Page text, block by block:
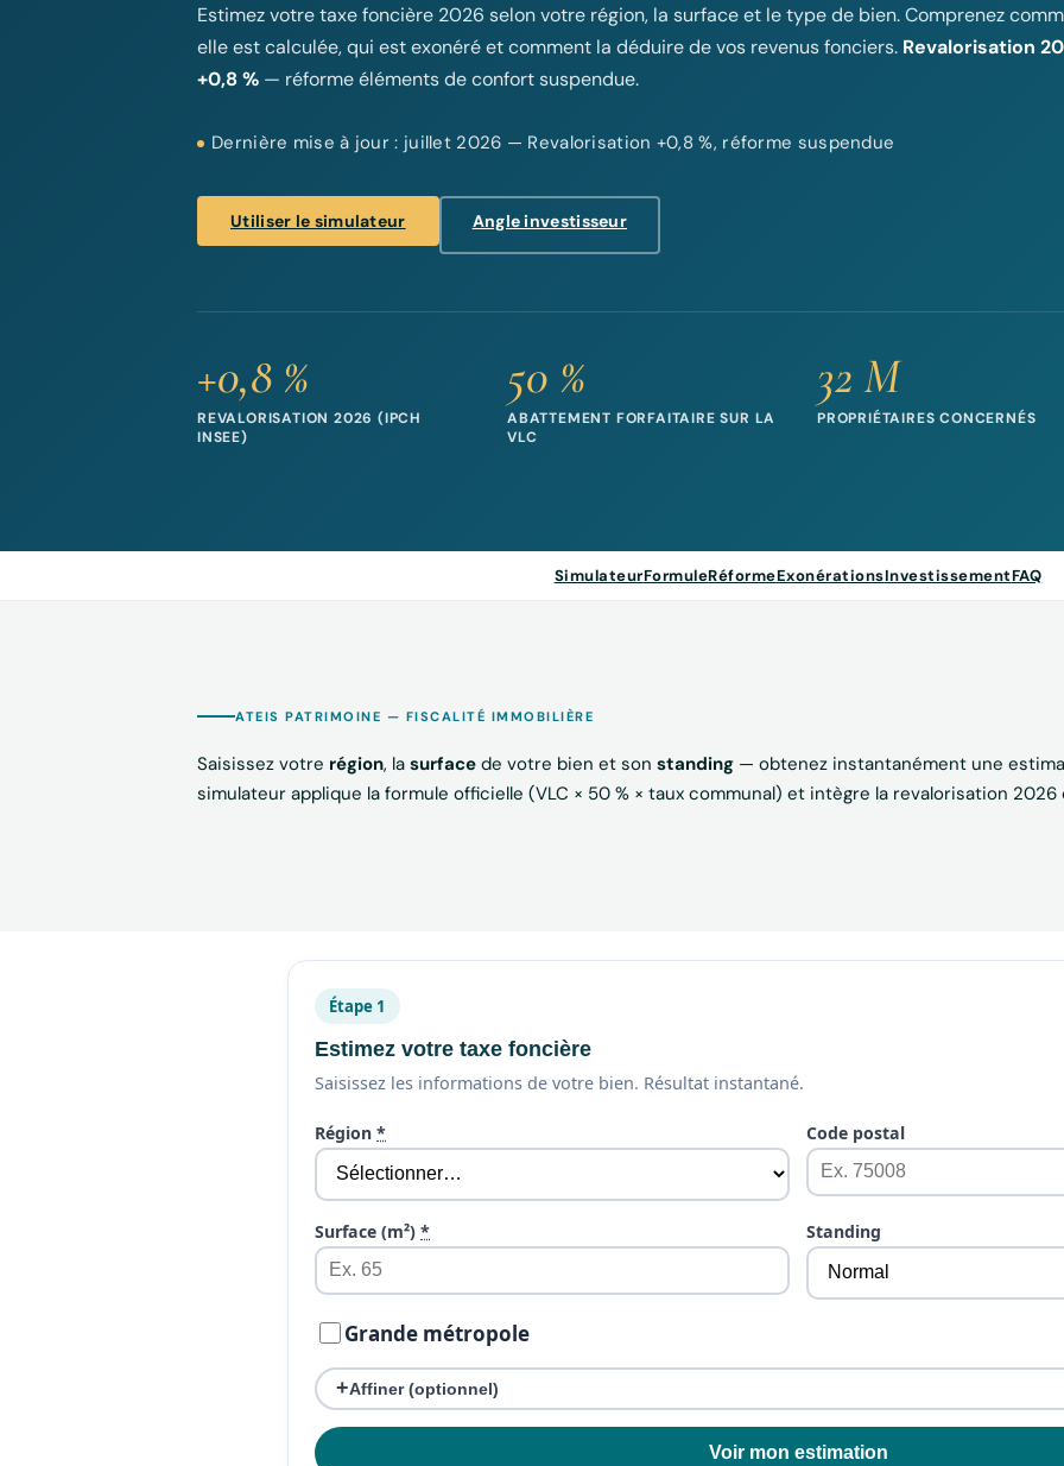
Estimez votre taxe foncière 2026 selon votre région, la surface et le type de bien. Comprenez
elle est calculée, qui est exonéré et comment la déduire de vos revenus fonciers. Revalorisation
+0,8 % — réforme éléments de confort suspendue.
Dernière mise à jour : juillet 2026 — Revalorisation +0,8 %, réforme suspendue
Utiliser le simulateur Angle investisseur
+0,8 %
REVALORISATION 2026 (IPCH
INSEE)
50 %
ABATTEMENT FORFAITAIRE SUR LA
VLC
32 M
PROPRIÉTAIRES CONCERNÉS
SimulateurFormuleRéformeExonérationsInvestissementFAQ
ATEIS PATRIMOINE — FISCALITÉ IMMOBILIÈRE
Saisissez votre région, la surface de votre bien et son standing — obtenez instantanément une
simulateur applique la formule officielle (VLC × 50 % × taux communal) et intègre la revalorisation 2026
Étape 1
Estimez votre taxe foncière
Saisissez les informations de votre bien. Résultat instantané.
Région * Code postal
Surface (m²) * Standing
Grande métropole
+Affiner (optionnel)
Voir mon estimation